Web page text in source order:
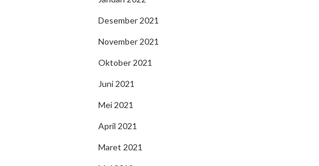
Desember 2021
November 2021
Oktober 2021
Juni 2021
Mei 2021
April 2021
Maret 2021